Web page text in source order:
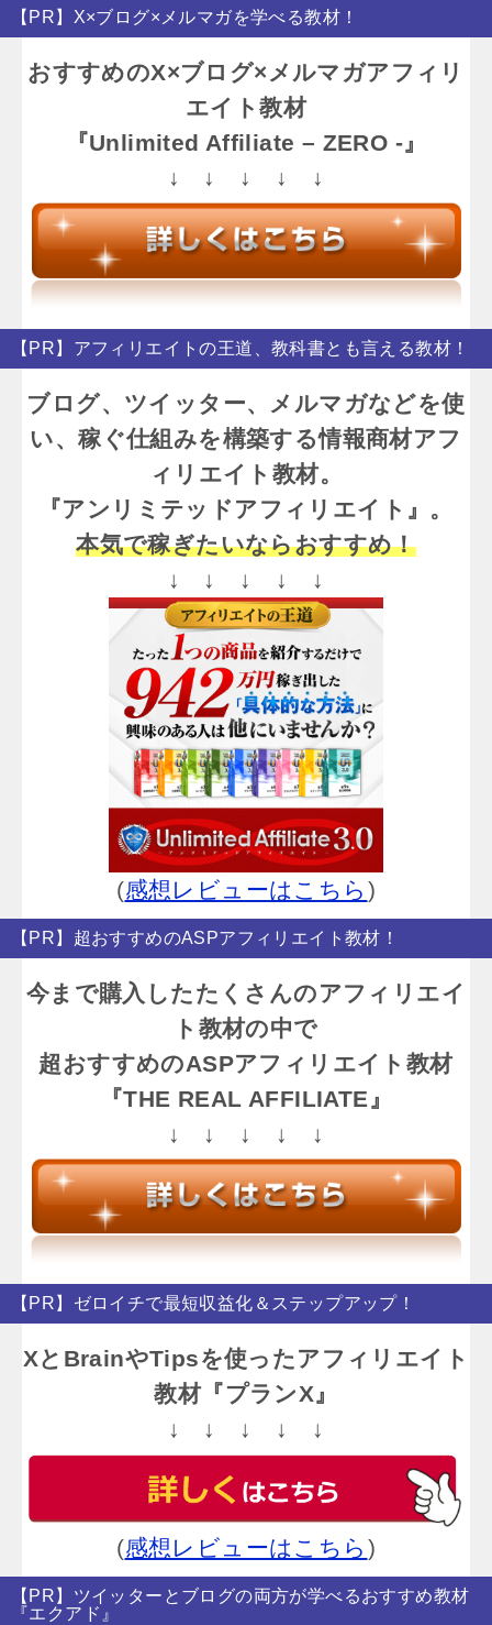
【PR】X×ブログ×メルマガを学べる教材！
おすすめのX×ブログ×メルマガアフィリ
エイト教材
『Unlimited Affiliate – ZERO -』
↓ ↓ ↓ ↓ ↓
【PR】アフィリエイトの王道、教科書とも言える教材！
ブログ、ツイッター、メルマガなどを使
い、稼ぐ仕組みを構築する情報商材アフ
ィリエイト教材。
『アンリミテッドアフィリエイト』。
本気で稼ぎたいならおすすめ！
↓ ↓ ↓ ↓ ↓
(感想レビューはこちら )
【PR】超おすすめのASPアフィリエイト教材！
今まで購入したたくさんのアフィリエイ
ト教材の中で
超おすすめのASPアフィリエイト教材
『THE REAL AFFILIATE』
↓ ↓ ↓ ↓ ↓
【PR】ゼロイチで最短収益化＆ステップアップ！
XとBrainやTipsを使ったアフィリエイト
教材『プランX』
↓ ↓ ↓ ↓ ↓
(感想レビューはこちら )
【PR】ツイッターとブログの両方が学べるおすすめ教材
『エクアド』